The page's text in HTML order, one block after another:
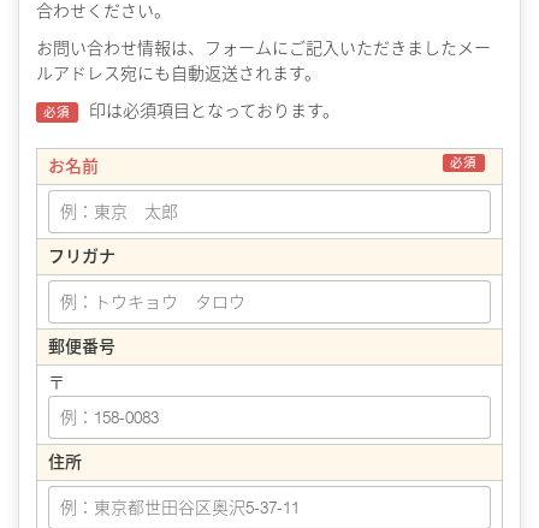
合わせください。
お問い合わせ情報は、フォームにご記入いただきましたメー
ルアドレス宛にも自動返送されます。
必須 印は必須項目となっております。
必須
お名前
フリガナ
郵便番号
〒
住所